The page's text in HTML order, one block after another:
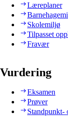
Læreplaner
Skolemiljø
Tilpasset
Fravær
Vurdering
Eksamen
Prøver
Standpunkt-